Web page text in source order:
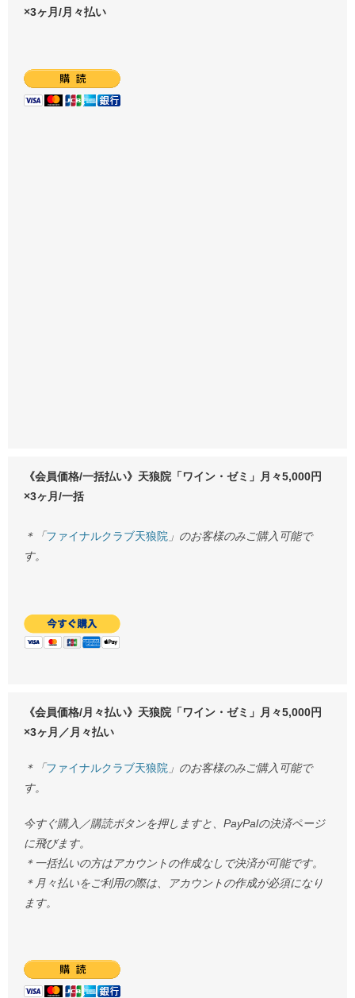
×3ヶ月/月々払い
《会員価格/一括払い》天狼院「ワイン・ゼミ」月々5,000円
×3ヶ月/一括
＊「ファイナルクラブ天狼院 」のお客様のみご購入可能で
す。
《会員価格/月々払い》天狼院「ワイン・ゼミ」月々5,000円
×3ヶ月／月々払い
＊「ファイナルクラブ天狼院 」のお客様のみご購入可能で
す。
今すぐ購入／購読ボタンを押しますと、PayPalの決済ページ
に飛びます。
＊一括払いの方はアカウントの作成なしで決済が可能です。
＊月々払いをご利用の際は、アカウントの作成が必須になり
ます。